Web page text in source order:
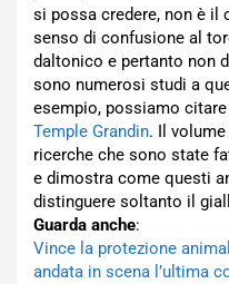
si possa credere, non è il
senso di confusione al
daltonico e pertanto non
sono numerosi studi a
esempio, possiamo citare
Temple Grandin. Il
ricerche che sono state
e dimostra come questi
distinguere soltanto il
Guarda anche:
Vince la protezione
andata in scena l’ultima